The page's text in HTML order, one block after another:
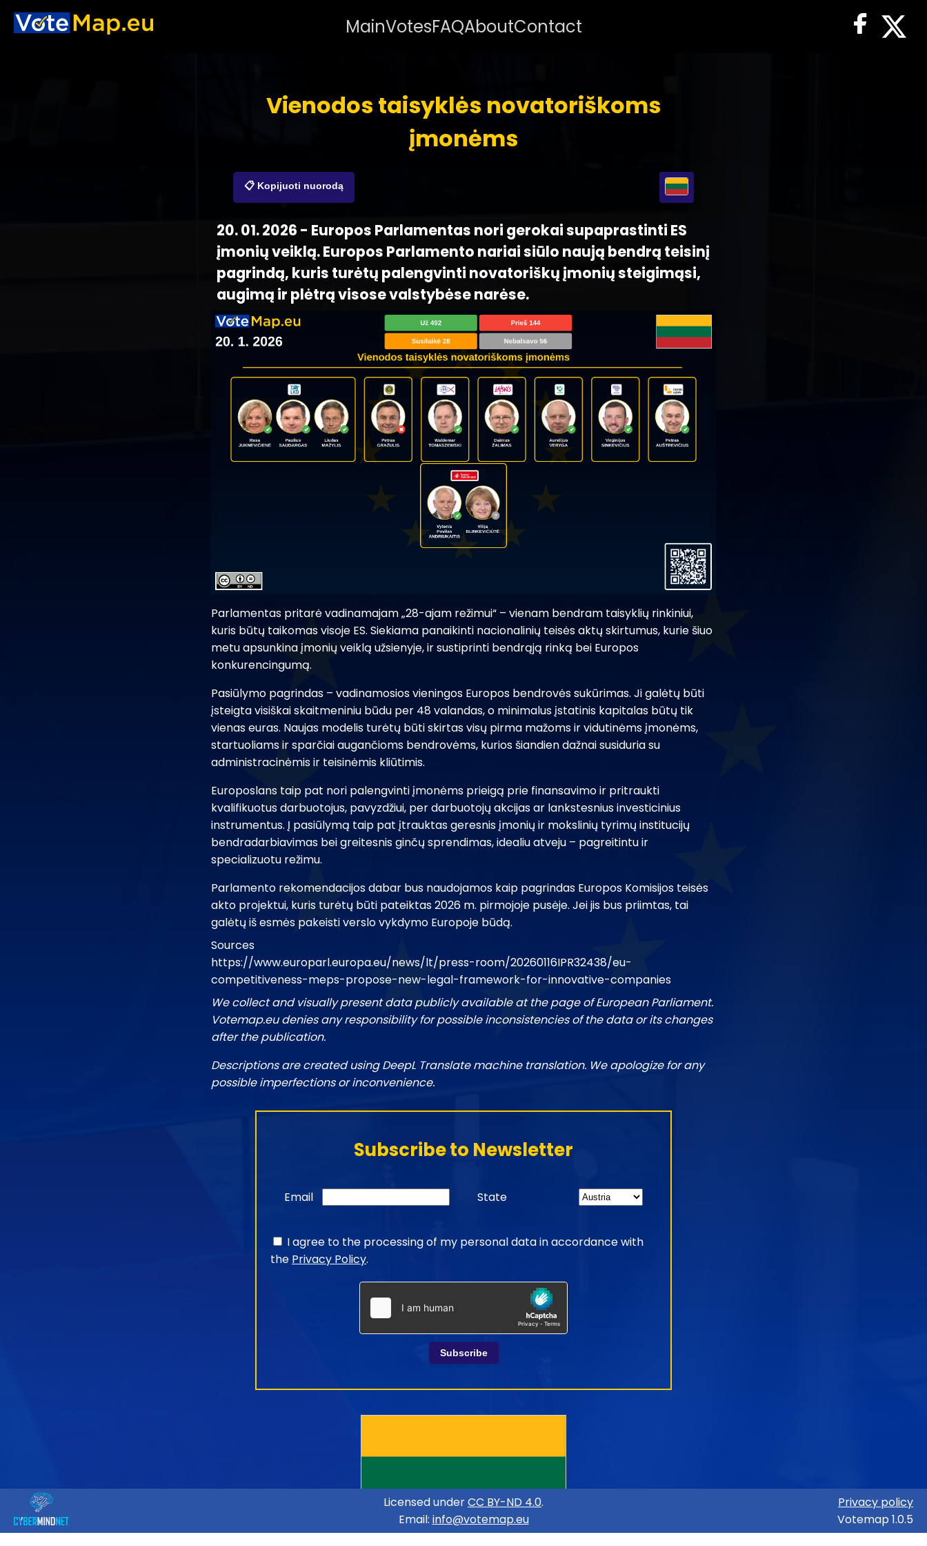
MainVotesFAQAboutContact
Vienodos taisyklės novatoriškoms
įmonėms
📋 Kopijuoti nuorodą
20. 01. 2026 - Europos Parlamentas nori gerokai supaprastinti ES
įmonių veiklą. Europos Parlamento nariai siūlo naują bendrą teisinį
pagrindą, kuris turėtų palengvinti novatoriškų įmonių steigimąsi,
augimą ir plėtrą visose valstybėse narėse.
Parlamentas pritarė vadinamajam „28-ajam režimui“ – vienam bendram taisyklių rinkiniui,
kuris būtų taikomas visoje ES. Siekiama panaikinti nacionalinių teisės aktų skirtumus, kurie šiuo
metu apsunkina įmonių veiklą užsienyje, ir sustiprinti bendrąją rinką bei Europos
konkurencingumą.
Pasiūlymo pagrindas – vadinamosios vieningos Europos bendrovės sukūrimas. Ji galėtų būti
įsteigta visiškai skaitmeniniu būdu per 48 valandas, o minimalus įstatinis kapitalas būtų tik
vienas euras. Naujas modelis turėtų būti skirtas visų pirma mažoms ir vidutinėms įmonėms,
startuoliams ir sparčiai augančioms bendrovėms, kurios šiandien dažnai susiduria su
administracinėmis ir teisinėmis kliūtimis.
Europoslans taip pat nori palengvinti įmonėms prieigą prie finansavimo ir pritraukti
kvalifikuotus darbuotojus, pavyzdžiui, per darbuotojų akcijas ar lankstesnius investicinius
instrumentus. Į pasiūlymą taip pat įtrauktas geresnis įmonių ir mokslinių tyrimų institucijų
bendradarbiavimas bei greitesnis ginčų sprendimas, idealiu atveju – pagreitintu ir
specializuotu režimu.
Parlamento rekomendacijos dabar bus naudojamos kaip pagrindas Europos Komisijos teisės
akto projektui, kuris turėtų būti pateiktas 2026 m. pirmojoje pusėje. Jei jis bus priimtas, tai
galėtų iš esmės pakeisti verslo vykdymo Europoje būdą.
Sources
https://www.europarl.europa.eu/news/lt/press-room/20260116IPR32438/eu-
competitiveness-meps-propose-new-legal-framework-for-innovative-companies
We collect and visually present data publicly available at the page of European Parliament.
Votemap.eu denies any responsibility for possible inconsistencies of the data or its changes
after the publication.
Descriptions are created using DeepL Translate machine translation. We apologize for any
possible imperfections or inconvenience.
Subscribe to Newsletter
Email State
I agree to the processing of my personal data in accordance with
the Privacy Policy.
Subscribe
Licensed underCC BY-ND 4.0.
Email: info@votemap.eu
Privacy policy
Votemap 1.0.5